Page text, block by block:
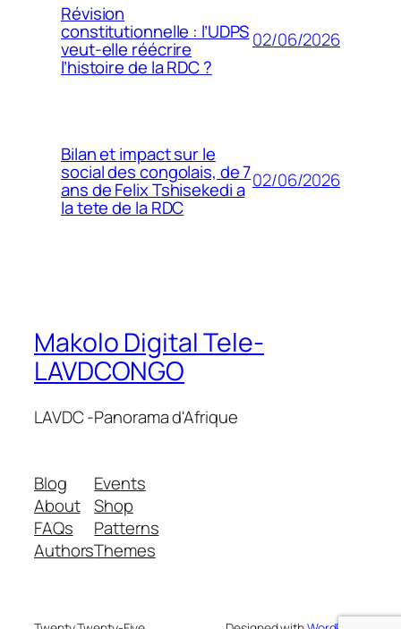
Révision
constitutionnelle : l’UDPS
veut-elle réécrire
l’histoire de la RDC ?
02/06/2026
Bilan et impact sur le
social des congolais, de 7
ans de Felix Tshisekedi a
la tete de la RDC
02/06/2026
Makolo Digital Tele-
LAVDCONGO
LAVDC -Panorama d'Afrique
Blog
About
FAQs
Authors
Events
Shop
Patterns
Themes